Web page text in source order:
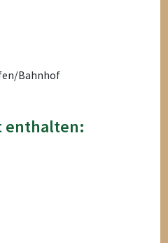
Bahnhof
enthalten: